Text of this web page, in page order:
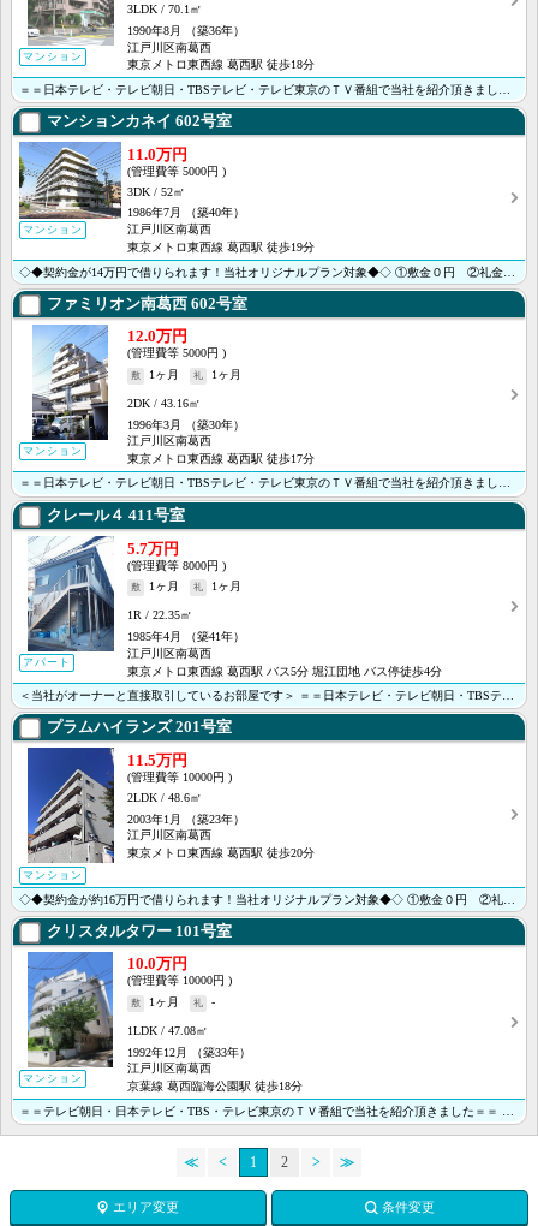
マンション
3LDK
70.1㎡
1990年8月
（築36年）
江戸川区南葛西
東京メトロ東西線 葛西駅 徒歩18分
マンションカネイ 602号室
マンション
11.0万円
5000円
3DK
52㎡
1986年7月
（築40年）
江戸川区南葛西
東京メトロ東西線 葛西駅 徒歩19分
◇◆契約金が14万円で借りられます！当社オリジナルプラン対象◆◇ ①敷金０円 ②礼金０円 ③家賃１ヶ･･･
ファミリオン南葛西 602号室
マンション
12.0万円
5000円
1ヶ月
1ヶ月
2DK
43.16㎡
1996年3月
（築30年）
江戸川区南葛西
東京メトロ東西線 葛西駅 徒歩17分
＝＝日本テレビ・テレビ朝日・TBSテレビ・テレビ東京のＴＶ番組で当社を紹介頂きました＝＝ ＜＜オンラ･･･
クレール４ 411号室
アパート
5.7万円
8000円
1ヶ月
1ヶ月
1R
22.35㎡
1985年4月
（築41年）
江戸川区南葛西
東京メトロ東西線 葛西駅 バス5分 堀江団地 バス停徒歩4分
プラムハイランズ 201号室
マンション
11.5万円
10000円
2LDK
48.6㎡
2003年1月
（築23年）
江戸川区南葛西
東京メトロ東西線 葛西駅 徒歩20分
◇◆契約金が約16万円で借りられます！当社オリジナルプラン対象◆◇ ①敷金０円 ②礼金０円 ③家賃１･･･
クリスタルタワー 101号室
マンション
10.0万円
10000円
1ヶ月
-
1LDK
47.08㎡
1992年12月
（築33年）
江戸川区南葛西
京葉線 葛西臨海公園駅 徒歩18分
≪ < 1 2 > ≫
エリア変更 条件変更